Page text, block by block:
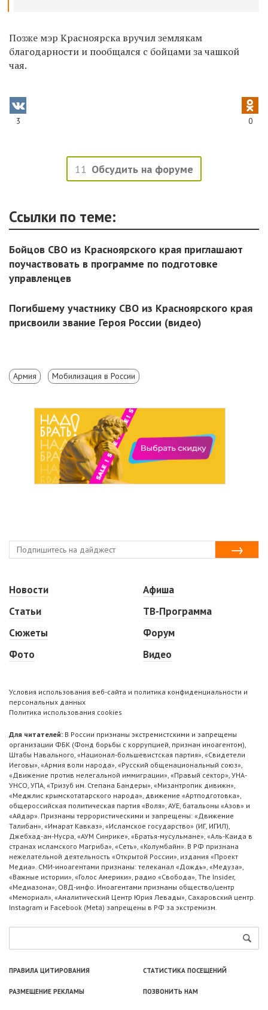
Позже мэр Красноярска вручил землякам
благодарности и пообщался с бойцами за чашкой
чая.
3 0
11 Обсудить на форуме
Ссылки по теме:
Бойцов СВО из Красноярского края приглашают
поучаствовать в программе по подготовке
управленцев
Погибшему участнику СВО из Красноярского края
присвоили звание Героя России (видео)
Армия Мобилизация в России
Новости
Статьи
Сюжеты
Фото
Афиша
ТВ-Программа
Форум
Видео
Условия использования веб-сайта и политика конфиденциальности и
персональных данных
Политика использования cookies
Для читателей: В России признаны экстремистскими и запрещены
организации ФБК (Фонд борьбы с коррупцией, признан иноагентом),
Штабы Навального, «Национал-большевистская партия», «Свидетели
Иеговы», «Армия воли народа», «Русский общенациональный союз»,
«Движение против нелегальной иммиграции», «Правый сектор», УНА-
УНСО, УПА, «Тризуб им. Степана Бандеры», «Мизантропик дивижн»,
«Меджлис крымскотатарского народа», движение «Артподготовка»,
общероссийская политическая партия «Воля», АУЕ, батальоны «Азов» и
«Айдар». Признаны террористическими и запрещены: «Движение
Талибан», «Имарат Кавказ», «Исламское государство» (ИГ, ИГИЛ),
Джебхад-ан-Нусра, «АУМ Синрике», «Братья-мусульмане», «Аль-Каида в
странах исламского Магриба», «Сеть», «Колумбайн». В РФ признана
нежелательной деятельность «Открытой России», издания «Проект
Медиа». СМИ-иноагентами признаны: телеканал «Дождь», «Медуза»,
«Важные истории», «Голос Америки», радио «Свобода», The Insider,
«Медиазона», ОВД-инфо. Иноагентами признаны общество/центр
«Мемориал», «Аналитический Центр Юрия Левады», Сахаровский центр.
Instagram и Facebook (Metа) запрещены в РФ за экстремизм.
ПРАВИЛА ЦИТИРОВАНИЯ СТАТИСТИКА ПОСЕЩЕНИЙ
РАЗМЕЩЕНИЕ РЕКЛАМЫ ПОЗВОНИТЬ НАМ